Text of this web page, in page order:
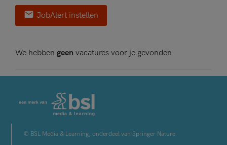
JobAlert instellen
We hebben geen vacatures voor je gevonden
© BSL Media & Learning, onderdeel van Springer Nature